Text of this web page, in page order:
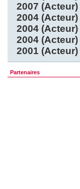
2007 (Acteur)
2004 (Acteur)
2004 (Acteur)
2004 (Acteur)
2001 (Acteur)
Partenaires